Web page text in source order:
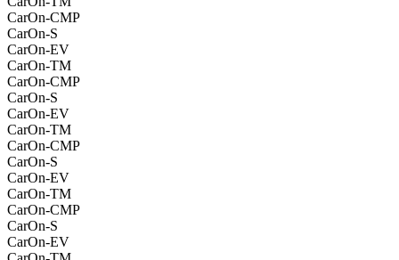
CarOn-CMP
CarOn-S
CarOn-EV
CarOn-TM
CarOn-CMP
CarOn-S
CarOn-EV
CarOn-TM
CarOn-CMP
CarOn-S
CarOn-EV
CarOn-TM
CarOn-CMP
CarOn-S
CarOn-EV